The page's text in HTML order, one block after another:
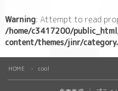
Japanese style
simple
Geometry
Warning: Attempt to read
/home/c3417200/
content/themes/jinr/
HOME ＞ cool